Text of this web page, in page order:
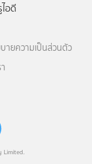
Limited.
อดี
บายความเป็นส่วนตัว